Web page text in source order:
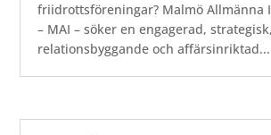
friidrottsföreningar? Malmö Allmänna
– MAI – söker en engagerad, strategisk,
relationsbyggande och affärsinriktad...